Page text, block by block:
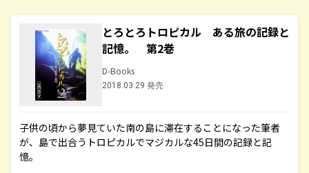
とろとろトロピカル ある旅の記録と
記憶。 第2巻
D-Books
2018.03.29 発売
子供の頃から夢見ていた南の島に滞在することになった筆者
が、島で出合うトロピカルでマジカルな45日間の記録と記
憶。